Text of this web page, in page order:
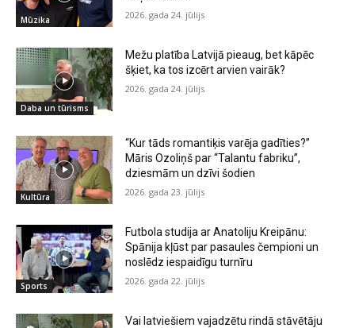
Mūzika 2026. gada 24. jūlijs
Daba un tūrisms
Mežu platība Latvijā pieaug, bet kāpēc
šķiet, ka tos izcērt arvien vairāk?
2026. gada 24. jūlijs
Kultūra
“Kur tāds romantiķis varēja gadīties?”
Māris Ozoliņš par “Talantu fabriku”,
dziesmām un dzīvi šodien
2026. gada 23. jūlijs
Sports
Futbola studija ar Anatoliju Kreipānu:
Spānija kļūst par pasaules čempioni un
noslēdz iespaidīgu turnīru
2026. gada 22. jūlijs
Vai latviešiem vajadzētu rindā stāvētāju